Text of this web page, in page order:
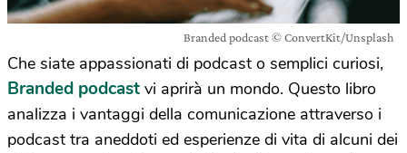
Branded podcast © ConvertKit/Unsplash
Che siate appassionati di podcast o semplici curiosi,
Branded podcast vi aprirà un mondo. Questo libro
analizza i vantaggi della comunicazione attraverso i
podcast tra aneddoti ed esperienze di vita di alcuni dei